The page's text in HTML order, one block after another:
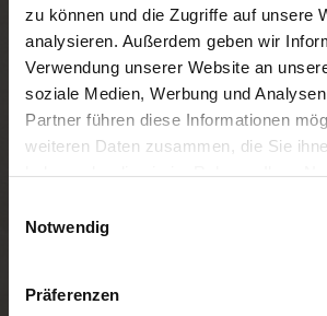
zu können und die Zugriffe auf unsere
analysieren. Außerdem geben wir
Verwendung unserer Website an
soziale Medien, Werbung und
Partner führen diese Informationen
weiteren Daten zusammen, die Sie
Cookies, wenn Sie unsere Webseite
Notwendig
Präferenzen
Registernummer:
HRA 1300
Umsatzsteuer-Identifikationsnummer
DE 131 156 256
Michael Feßler (Anschrift s.o.)
Verbraucherstreitbeilegung